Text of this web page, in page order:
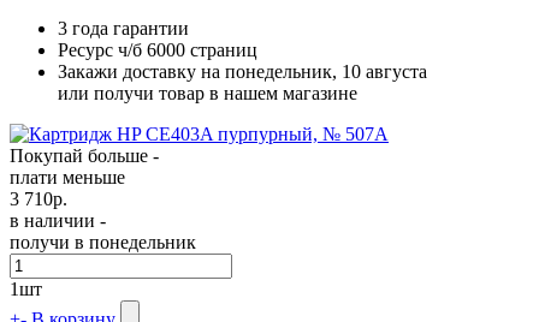
3 года гарантии
Ресурс ч/б 6000 страниц
Закажи доставку на понедельник, 10 августа
или получи товар в нашем магазине
Покупай больше -
плати меньше
3 710р.
в наличии -
получи в понедельник
1шт